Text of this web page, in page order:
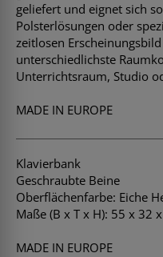
geliefert und eignet sich
Polsterlösungen oder
zeitlosen
unterschiedlichste
Unterrichtsraum, Studio
MADE IN EUROPE
Klavierbank
Geschraubte Beine
Oberflächenfarbe: Eiche
Maße (B x T x H): 55 x 32
MADE IN EUROPE